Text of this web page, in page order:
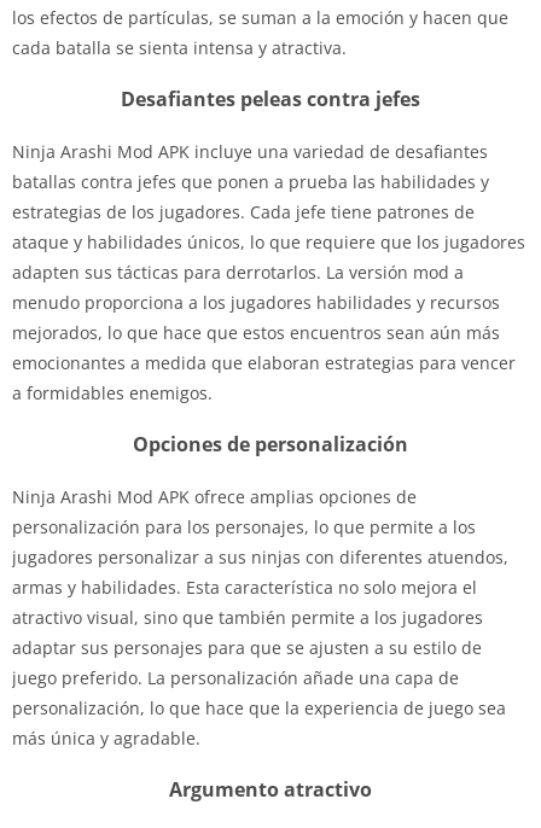
los efectos de partículas, se suman a la emoción y hacen que
cada batalla se sienta intensa y atractiva.
Desafiantes peleas contra jefes
Ninja Arashi Mod APK incluye una variedad de desafiantes
batallas contra jefes que ponen a prueba las habilidades y
estrategias de los jugadores. Cada jefe tiene patrones de
ataque y habilidades únicos, lo que requiere que los jugadores
adapten sus tácticas para derrotarlos. La versión mod a
menudo proporciona a los jugadores habilidades y recursos
mejorados, lo que hace que estos encuentros sean aún más
emocionantes a medida que elaboran estrategias para vencer
a formidables enemigos.
Opciones de personalización
Ninja Arashi Mod APK ofrece amplias opciones de
personalización para los personajes, lo que permite a los
jugadores personalizar a sus ninjas con diferentes atuendos,
armas y habilidades. Esta característica no solo mejora el
atractivo visual, sino que también permite a los jugadores
adaptar sus personajes para que se ajusten a su estilo de
juego preferido. La personalización añade una capa de
personalización, lo que hace que la experiencia de juego sea
más única y agradable.
Argumento atractivo